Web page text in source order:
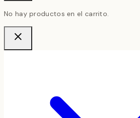
No hay productos en el carrito.